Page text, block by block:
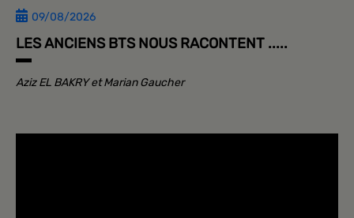
09/08/2026
LES ANCIENS BTS NOUS RACONTENT .....
Aziz EL BAKRY et Marian Gaucher